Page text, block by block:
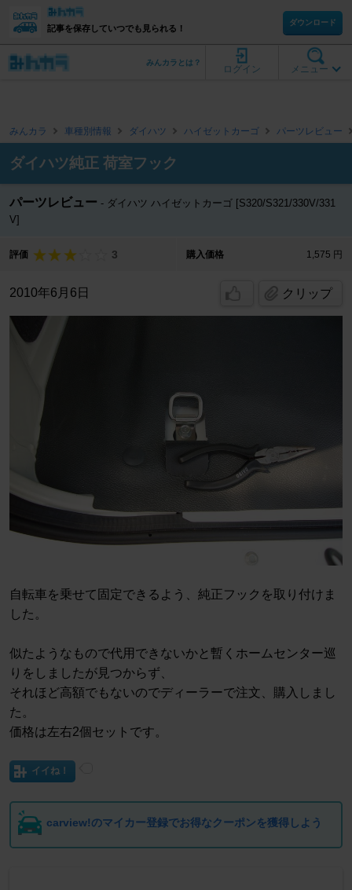
記事を保存していつでも見られる！
ダウンロード
メニュー
ログイン
みんカラとは？
みんカラ 車種別情報 ダイハツ ハイゼットカーゴ パーツレビュー
ダイハツ純正 荷室フック
パーツレビュー
ダイハツ ハイゼットカーゴ [S320/S321/330V/331
V]
評価 3 購入価格 1,575 円
2010年6月6日 クリップ
自転車を乗せて固定できるよう、純正フックを取り付けま
した。
似たようなもので代用できないかと暫くホームセンター巡
りをしましたが見つからず、
それほど高額でもないのでディーラーで注文、購入しまし
た。
価格は左右2個セットです。
イイね！
carview!のマイカー登録でお得なクーポンを獲得しよう